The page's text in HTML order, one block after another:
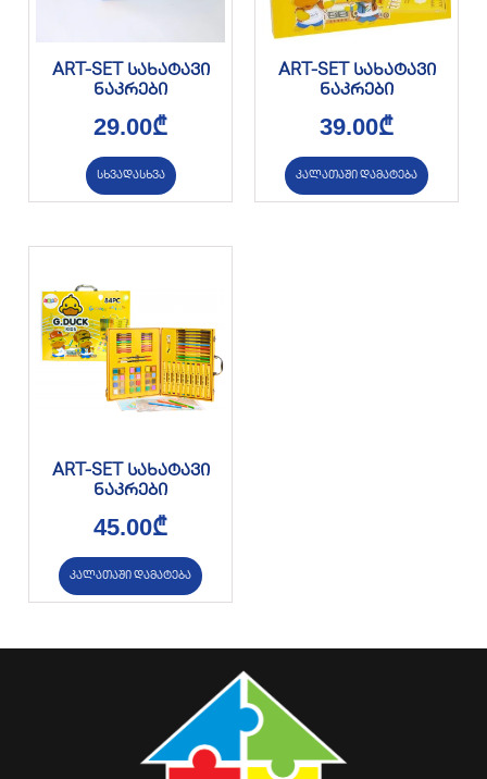
ART-SET სახატავი
ნაკრები
29.00₾
სხვადასხვა
ART-SET სახატავი
ნაკრები
39.00₾
კალათაში დამატება
ART-SET სახატავი
ნაკრები
45.00₾
კალათაში დამატება